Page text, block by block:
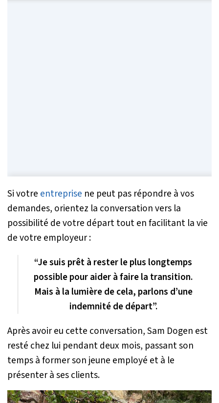
Si votre entreprise ne peut pas répondre à vos
demandes, orientez la conversation vers la
possibilité de votre départ tout en facilitant la vie
de votre employeur :
“Je suis prêt à rester le plus longtemps
possible pour aider à faire la transition.
Mais à la lumière de cela, parlons d’une
indemnité de départ”.
Après avoir eu cette conversation, Sam Dogen est
resté chez lui pendant deux mois, passant son
temps à former son jeune employé et à le
présenter à ses clients.